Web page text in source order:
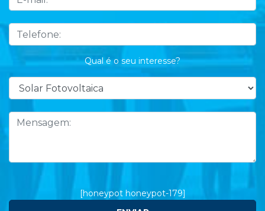
Qual é o seu interesse?
[honeypot honeypot-179]